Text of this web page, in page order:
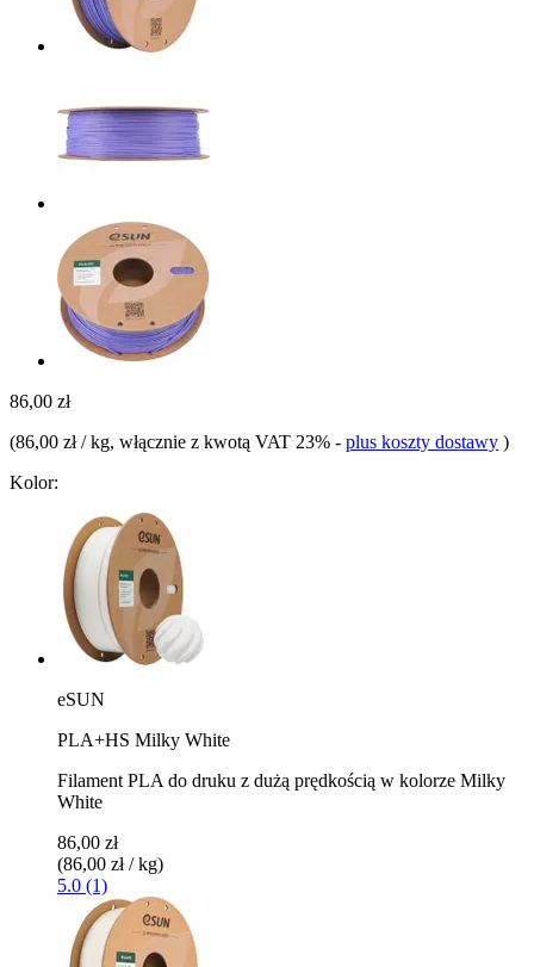
86,00 zł
(86,00 zł / kg, włącznie z kwotą VAT 23% - plus koszty dostawy )
Kolor:
eSUN
PLA+HS Milky White
Filament PLA do druku z dużą prędkością w kolorze Milky
White
86,00 zł
(86,00 zł / kg)
5.0 (1)